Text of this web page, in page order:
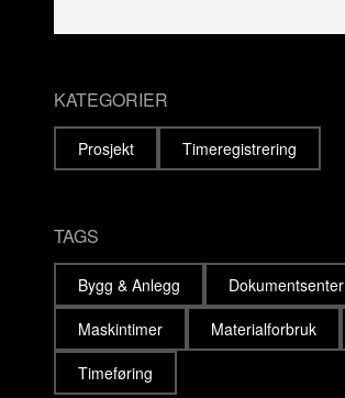
KATEGORIER
Prosjekt Timeregistrering
TAGS
Bygg & Anlegg Dokumentsenter
Maskintimer
Materialforbruk
Timeføring